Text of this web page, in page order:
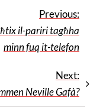
Previous:
il-pariri tagħha
minn fuq it-telefon
Next:
Neville Gafà?